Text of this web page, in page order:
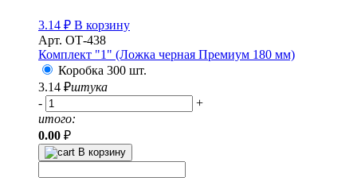
3.14 ₽ В корзину
Арт. ОТ-438
Комплект "1" (Ложка черная Премиум 180 мм)
Коробка 300 шт.
3.14 ₽штука
-
+
итого:
0.00 ₽
В корзину